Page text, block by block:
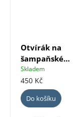
Otvírák na
šampaňské
Innovine
Skladem
450 Kč
Do košíku